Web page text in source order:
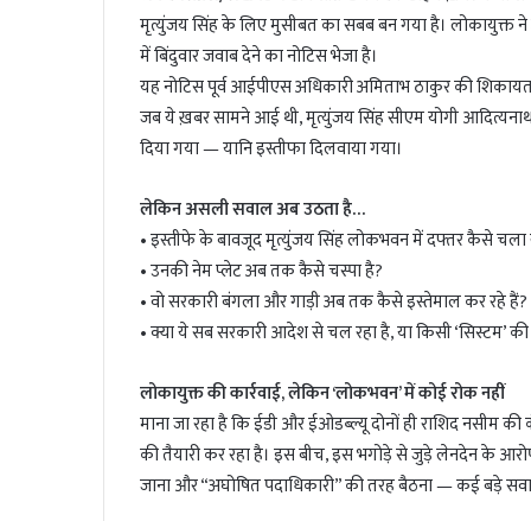
मृत्युंजय सिंह के लिए मुसीबत का सबब बन गया है। लोकायुक्त ने
में बिंदुवार जवाब देने का नोटिस भेजा है।
यह नोटिस पूर्व आईपीएस अधिकारी अमिताभ ठाकुर की
जब ये ख़बर सामने आई थी, मृत्युंजय सिंह सीएम योगी
दिया गया — यानि इस्तीफा दिलवाया गया।
लेकिन असली सवाल अब उठता है…
• इस्तीफे के बावजूद मृत्युंजय सिंह लोकभवन में दफ्तर कैसे चला
• उनकी नेम प्लेट अब तक कैसे चस्पा है?
• वो सरकारी बंगला और गाड़ी अब तक कैसे इस्तेमाल कर रहे हैं?
• क्या ये सब सरकारी आदेश से चल रहा है, या किसी ‘सिस्टम’
लोकायुक्त की कार्रवाई, लेकिन ‘लोकभवन’ में कोई रोक नहीं
माना जा रहा है कि ईडी और ईओडब्ल्यू दोनों ही राशिद नसीम
की तैयारी कर रहा है। इस बीच, इस भगोड़े से जुड़े लेनदेन के
जाना और “अघोषित पदाधिकारी” की तरह बैठना — कई बड़े